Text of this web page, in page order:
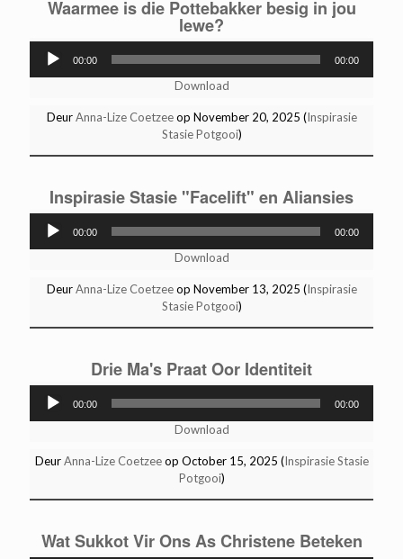
Waarmee is die Pottebakker besig in jou
lewe?
Player
00:00 00:00
Download
DeurAnna-Lize Coetzeeop November 20, 2025 (Inspirasie
Stasie Potgooi)
Inspirasie Stasie "Facelift" en Aliansies
Player
00:00 00:00
Download
DeurAnna-Lize Coetzeeop November 13, 2025 (Inspirasie
Stasie Potgooi)
Drie Ma's Praat Oor Identiteit
Player
00:00 00:00
Download
DeurAnna-Lize Coetzeeop October 15, 2025 (Inspirasie Stasie
Potgooi)
Wat Sukkot Vir Ons As Christene Beteken